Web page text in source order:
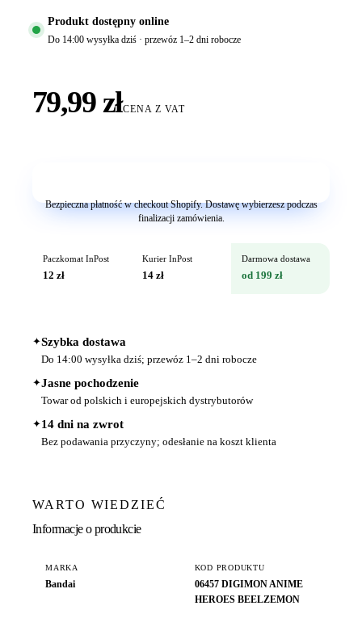
Produkt dostępny online
Do 14:00 wysyłka dziś · przewóz 1–2 dni robocze
79,99 złCENA Z VAT
Bezpieczna płatność w checkout Shopify. Dostawę wybierzesz podczas
finalizacji zamówienia.
Paczkomat InPost
12 zł
Kurier InPost
14 zł
Darmowa dostawa
od 199 zł
✦Szybka dostawa
Do 14:00 wysyłka dziś; przewóz 1–2 dni robocze
✦Jasne pochodzenie
Towar od polskich i europejskich dystrybutorów
✦14 dni na zwrot
Bez podawania przyczyny; odesłanie na koszt klienta
WARTO WIEDZIEĆ
Informacje o produkcie
MARKA
Bandai
KOD PRODUKTU
06457 DIGIMON ANIME
HEROES BEELZEMON